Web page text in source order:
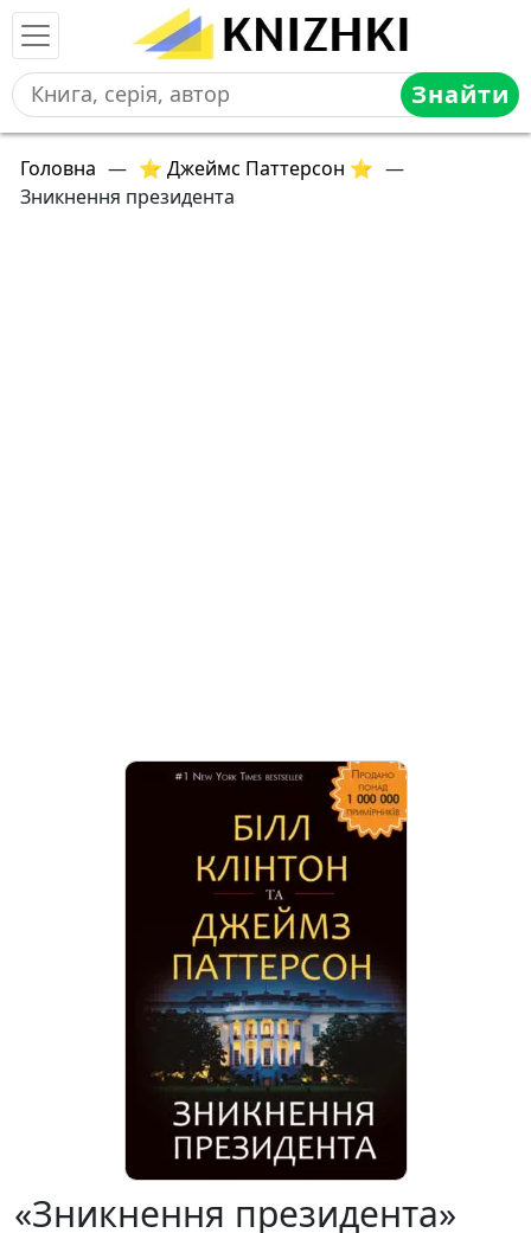
Знайти
Головна — ⭐ Джеймс Паттерсон ⭐ —
Зникнення президента
«Зникнення президента»